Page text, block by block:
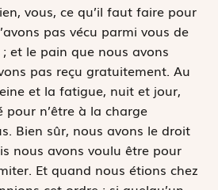
vous, ce qu’il faut faire pour
pas vécu parmi vous de
et le pain que nous avons
pas reçu gratuitement. Au
et la fatigue, nuit et jour,
n’être à la charge
Bien sûr, nous avons le droit
nous avons voulu être pour
Et quand nous étions chez